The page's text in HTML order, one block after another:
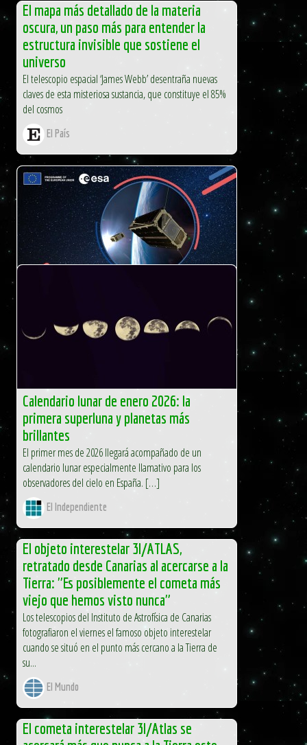
El mapa más detallado de la materia
oscura, un paso más para entender la
estructura invisible que sostiene el
universo
El telescopio espacial ‘James Webb’ desentraña nuevas
claves de esta misteriosa sustancia, que constituye el 85%
del cosmos
El País
volar con RFA One
Calendario lunar de enero 2026: la
primera superluna y planetas más
brillantes
El primer mes de 2026 llegará acompañado de un
calendario lunar especialmente llamativo para los
observadores del cielo en España. […]
El Independiente
El objeto interestelar 3I/ATLAS,
retratado desde Canarias al acercarse a la
Tierra: "Es posiblemente el cometa más
viejo que hemos visto nunca"
Los telescopios del Instituto de Astrofísica de Canarias
fotografiaron el viernes el famoso objeto interestelar
cuando se situó en el punto más cercano a la Tierra de
su...
El Mundo
El cometa interestelar 3I/Atlas se